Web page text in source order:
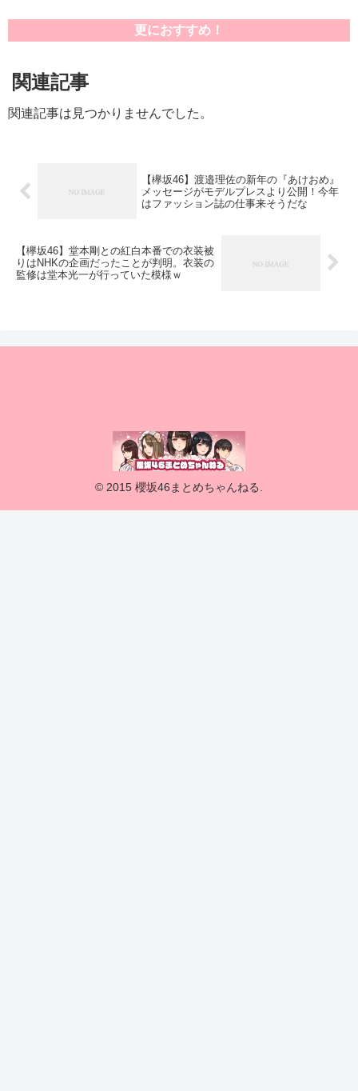
更におすすめ！
関連記事
関連記事は見つかりませんでした。
【欅坂46】渡邉理佐の新年の『あけおめ』
メッセージがモデルプレスより公開！今年
はファッション誌の仕事来そうだな
【欅坂46】堂本剛との紅白本番での衣装被
りはNHKの企画だったことが判明。衣装の
監修は堂本光一が行っていた模様ｗ
© 2015 櫻坂46まとめちゃんねる.